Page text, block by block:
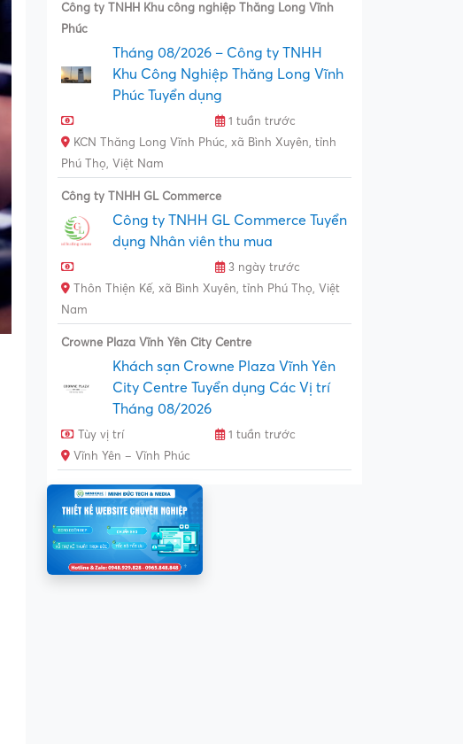
Công ty TNHH Khu công nghiệp Thăng Long Vĩnh
Phúc
Tháng 08/2026 – Công ty TNHH
Khu Công Nghiệp Thăng Long Vĩnh
Phúc Tuyển dụng
1 tuần trước
KCN Thăng Long Vĩnh Phúc, xã Bình Xuyên, tỉnh
Phú Thọ, Việt Nam
Công ty TNHH GL Commerce
Công ty TNHH GL Commerce Tuyển
dụng Nhân viên thu mua
3 ngày trước
Thôn Thiện Kế, xã Bình Xuyên, tỉnh Phú Thọ, Việt
Nam
Crowne Plaza Vĩnh Yên City Centre
Khách sạn Crowne Plaza Vĩnh Yên
City Centre Tuyển dụng Các Vị trí
Tháng 08/2026
Tùy vị trí
1 tuần trước
Vĩnh Yên – Vĩnh Phúc